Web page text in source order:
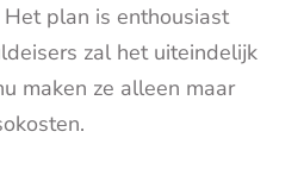
plan is enthousiast
zal het uiteindelijk
maken ze alleen maar